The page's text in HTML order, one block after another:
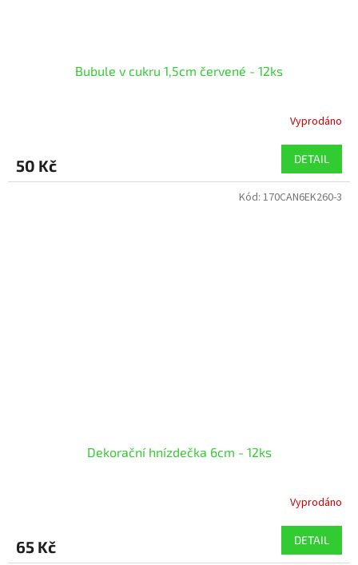
Bubule v cukru 1,5cm červené - 12ks
Vyprodáno
50 Kč DETAIL
Dekorační hnízdečka 6cm - 12ks
Vyprodáno
65 Kč DETAIL
Kód: 170CAN6EK260-3